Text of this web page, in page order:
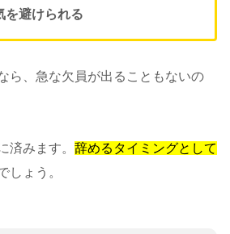
を避けられる
ら、急な欠員が出ることもないの
済みます。 辞めるタイミングとして
しょう。